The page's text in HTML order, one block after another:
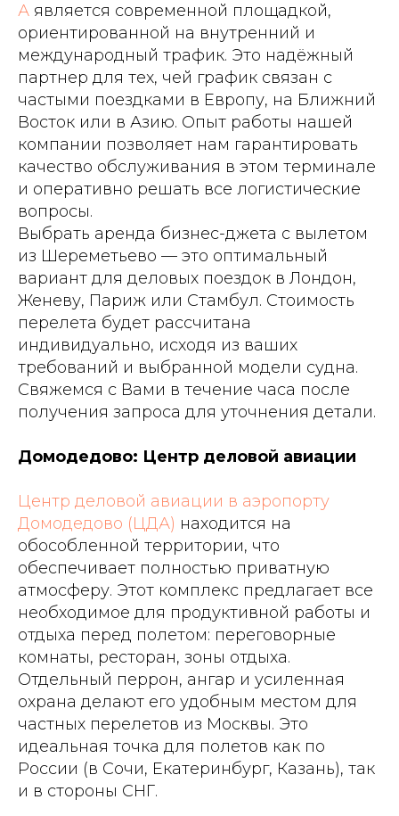
А является современной площадкой,
ориентированной на внутренний и
международный трафик. Это надёжный
партнер для тех, чей график связан с
частыми поездками в Европу, на Ближний
Восток или в Азию. Опыт работы нашей
компании позволяет нам гарантировать
качество обслуживания в этом терминале
и оперативно решать все логистические
вопросы.
Выбрать аренда бизнес-джета с вылетом
из Шереметьево — это оптимальный
вариант для деловых поездок в Лондон,
Женеву, Париж или Стамбул. Стоимость
перелета будет рассчитана
индивидуально, исходя из ваших
требований и выбранной модели судна.
Свяжемся с Вами в течение часа после
получения запроса для уточнения детали.
Домодедово: Центр деловой авиации
Центр деловой авиации в аэропорту
Домодедово (ЦДА) находится на
обособленной территории, что
обеспечивает полностью приватную
атмосферу. Этот комплекс предлагает все
необходимое для продуктивной работы и
отдыха перед полетом: переговорные
комнаты, ресторан, зоны отдыха.
Отдельный перрон, ангар и усиленная
охрана делают его удобным местом для
частных перелетов из Москвы. Это
идеальная точка для полетов как по
России (в Сочи, Екатеринбург, Казань), так
и в стороны СНГ.